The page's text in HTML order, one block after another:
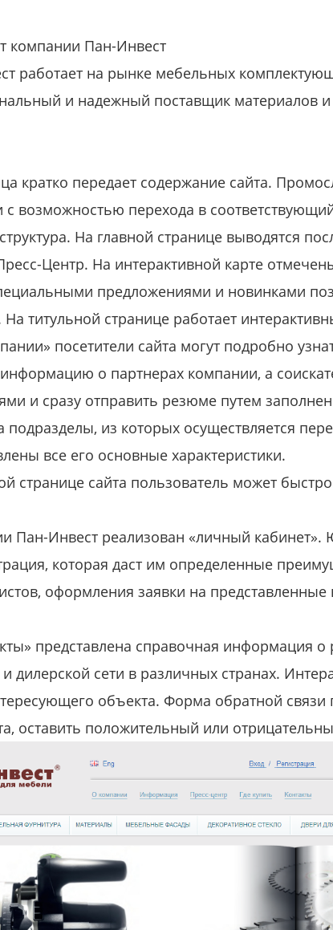
компании Пан-Инвест
работает на рынке мебельных
и надежный поставщик материалов
кратко передает содержание сайта.
с возможностью перехода в
На главной странице выводятся
Центр. На интерактивной карте
предложениями и новинками
титульной странице работает
посетители сайта могут подробно
о партнерах компании, а
и сразу отправить резюме путем
из которых осуществляется
все его основные характеристики.
странице сайта пользователь может
Пан-Инвест реализован «личный
которая даст им определенные
оформления заявки на
представлена справочная информация о
и дилерской сети в различных странах.
объекта. Форма обратной связи
оставить положительный или